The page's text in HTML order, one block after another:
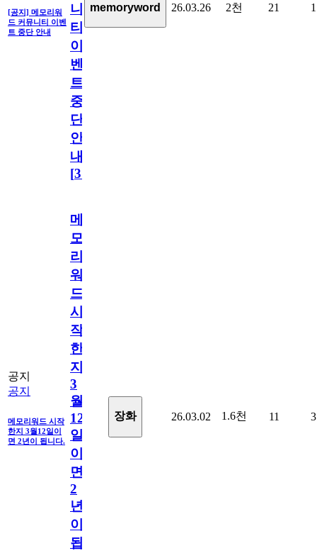
[공지] 메모리워
드 커뮤니티 이벤
트 중단 안내
니
티
이
벤
트
중
단
안
내
[31
memoryword 26.03.26 2천 21 1
공지
공지
메모리워드 시작
한지 3월12일이
면 2년이 됩니다.
메
모
리
워
드
시
작
한
지
3
월
12
일
이
면
2
년
이
됩
장화 26.03.02 1.6천 11 3